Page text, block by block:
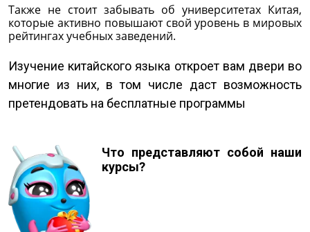
Также не стоит забывать об университетах Китая,
которые активно повышают свой уровень в мировых
рейтингах учебных заведений.
Изучение китайского языка откроет вам двери во
многие из них, в том числе даст возможность
претендовать на бесплатные программы
Что представляют собой наши
курсы?